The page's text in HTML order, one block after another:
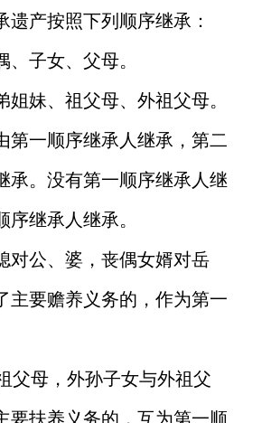
遗产按照下列顺序继承：
子女、父母。
姐妹、祖父母、外祖父母。
第一顺序继承人继承，第二
承。没有第一顺序继承人继
序继承人继承。
对公、婆，丧偶女婿对岳
主要赡养义务的，作为第一
父母，外孙子女与外祖父
要扶养义务的，互为第一顺